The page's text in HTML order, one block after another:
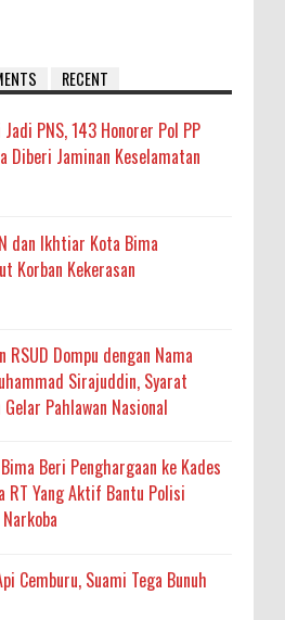
RECENT
PNS, 143 Honorer Pol PP
Diberi Jaminan Keselamatan
dan Ikhtiar Kota Bima
Korban Kekerasan
RSUD Dompu dengan Nama
Sirajuddin, Syarat
Pahlawan Nasional
Beri Penghargaan ke Kades
RT Yang Aktif Bantu Polisi
Cemburu, Suami Tega Bunuh